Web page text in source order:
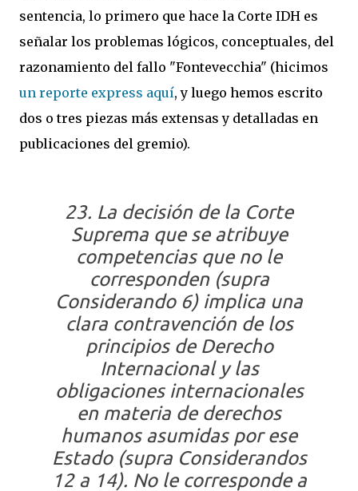
sentencia, lo primero que hace la Corte IDH es
señalar los problemas lógicos, conceptuales, del
razonamiento del fallo "Fontevecchia" (hicimos
un reporte express aquí, y luego hemos escrito
dos o tres piezas más extensas y detalladas en
publicaciones del gremio).
23. La decisión de la Corte
Suprema que se atribuye
competencias que no le
corresponden (supra
Considerando 6) implica una
clara contravención de los
principios de Derecho
Internacional y las
obligaciones internacionales
en materia de derechos
humanos asumidas por ese
Estado (supra Considerandos
12 a 14). No le corresponde a